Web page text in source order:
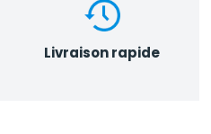
Livraison rapide